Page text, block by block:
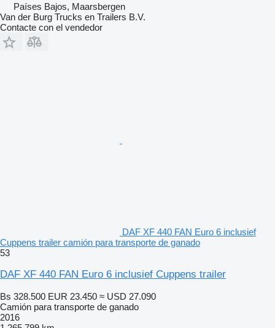
Países Bajos, Maarsbergen
Van der Burg Trucks en Trailers B.V.
Contacte con el vendedor
DAF XF 440 FAN Euro 6 inclusief
Cuppens trailer camión para transporte de ganado
53
DAF XF 440 FAN Euro 6 inclusief Cuppens trailer
Bs 328.500 EUR 23.450 ≈ USD 27.090
Camión para transporte de ganado
2016